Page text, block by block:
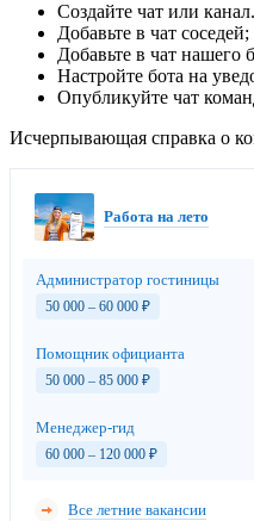
Создайте чат или
Добавьте в чат соседей;
Добавьте в чат нашего
Настройте бота на
Опубликуйте чат
Исчерпывающая справка о
Работа на лето
Администратор гостиницы
50 000 – 60 000 ₽
Помощник официанта
50 000 – 85 000 ₽
Менеджер-гид
60 000 – 120 000 ₽
Все летние вакансии